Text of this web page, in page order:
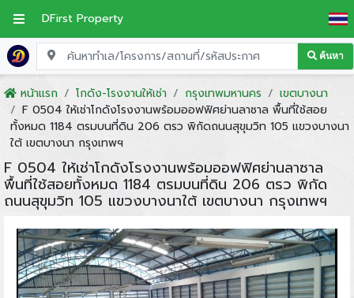
DFirst Property
ค้นหา
หน้าแรก โกดัง-โรงงานให้เช่า กรุงเทพมหานคร
เขตบางนา
F 0504 ให้เช่าโกดังโรงงานพร้อมออฟฟิศย่านลาซาล พื้นที่ใช้สอย
ทั้งหมด 1184 ตรมบนที่ดิน 206 ตรว พิกัดถนนสุขุมวิท 105 แขวงบางนา
ใต้ เขตบางนา กรุงเทพฯ
F 0504 ให้เช่าโกดังโรงงานพร้อมออฟฟิศย่านลาซาล
พื้นที่ใช้สอยทั้งหมด 1184 ตรมบนที่ดิน 206 ตรว พิกัด
ถนนสุขุมวิท 105 แขวงบางนาใต้ เขตบางนา กรุงเทพฯ